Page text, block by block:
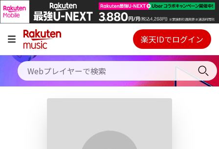
キャンペーン
料金プラン
使い方
Webプレイヤー
ご契約内容の確認・変更
楽天IDでログイン